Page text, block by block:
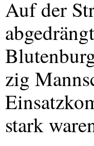
Auf der
zig
stark